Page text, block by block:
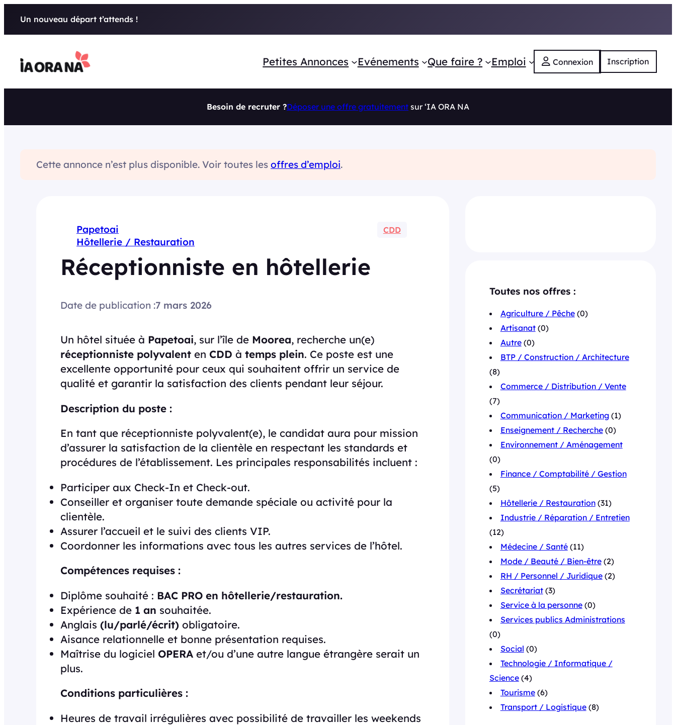
Un nouveau départ t’attends !
Petites Annonces Evénements Que faire ? Emploi Connexion Inscription
Besoin de recruter ?Déposer une offre gratuitement sur ‘IA ORA NA
Cette annonce n’est plus disponible. Voir toutes les offres d’emploi.
Papetoai CDD
Hôtellerie / Restauration
Réceptionniste en hôtellerie
Date de publication :7 mars 2026
Un hôtel située à Papetoai, sur l’île de Moorea, recherche un(e)
réceptionniste polyvalent en CDD à temps plein. Ce poste est une
excellente opportunité pour ceux qui souhaitent offrir un service de
qualité et garantir la satisfaction des clients pendant leur séjour.
Description du poste :
En tant que réceptionniste polyvalent(e), le candidat aura pour mission
d’assurer la satisfaction de la clientèle en respectant les standards et
procédures de l’établissement. Les principales responsabilités incluent :
Participer aux Check-In et Check-out.
Conseiller et organiser toute demande spéciale ou activité pour la
clientèle.
Assurer l’accueil et le suivi des clients VIP.
Coordonner les informations avec tous les autres services de l’hôtel.
Compétences requises :
Diplôme souhaité : BAC PRO en hôtellerie/restauration.
Expérience de 1 an souhaitée.
Anglais (lu/parlé/écrit) obligatoire.
Aisance relationnelle et bonne présentation requises.
Maîtrise du logiciel OPERA et/ou d’une autre langue étrangère serait un
plus.
Conditions particulières :
Heures de travail irrégulières avec possibilité de travailler les weekends
Toutes nos offres :
Agriculture / Pêche(0)
Artisanat(0)
Autre(0)
BTP / Construction / Architecture
(8)
Commerce / Distribution / Vente
(7)
Communication / Marketing(1)
Enseignement / Recherche(0)
Environnement / Aménagement
(0)
Finance / Comptabilité / Gestion
(5)
Hôtellerie / Restauration(31)
Industrie / Réparation / Entretien
(12)
Médecine / Santé(11)
Mode / Beauté / Bien-être(2)
RH / Personnel / Juridique(2)
Secrétariat(3)
Service à la personne(0)
Services publics Administrations
(0)
Social (0)
Technologie / Informatique /
Science(4)
Tourisme(6)
Transport / Logistique(8)